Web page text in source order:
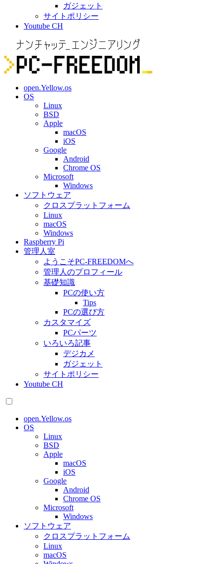
ガジェット
サイトポリシー
Youtube CH
open.Yellow.os
OS
Linux
BSD
Apple
macOS
iOS
Google
Android
Chrome OS
Microsoft
Windows
ソフトウェア
クロスプラットフォーム
Linux
macOS
Windows
Raspberry Pi
管理人室
ようこそPC-FREEDOMへ
管理人のプロフィール
基礎知識
PCの使い方
Tips
PCの選び方
カスタマイズ
PCパーツ
いろいろ記事
デジカメ
ガジェット
サイトポリシー
Youtube CH
open.Yellow.os
OS
Linux
BSD
Apple
macOS
iOS
Google
Android
Chrome OS
Microsoft
Windows
ソフトウェア
クロスプラットフォーム
Linux
macOS